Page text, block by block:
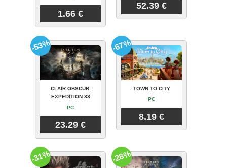
1.66 €
52.39 €
CLAIR OBSCUR:
EXPEDITION 33
PC
23.29 €
-53%
TOWN TO CITY
PC
8.19 €
-67%
-31% -28%